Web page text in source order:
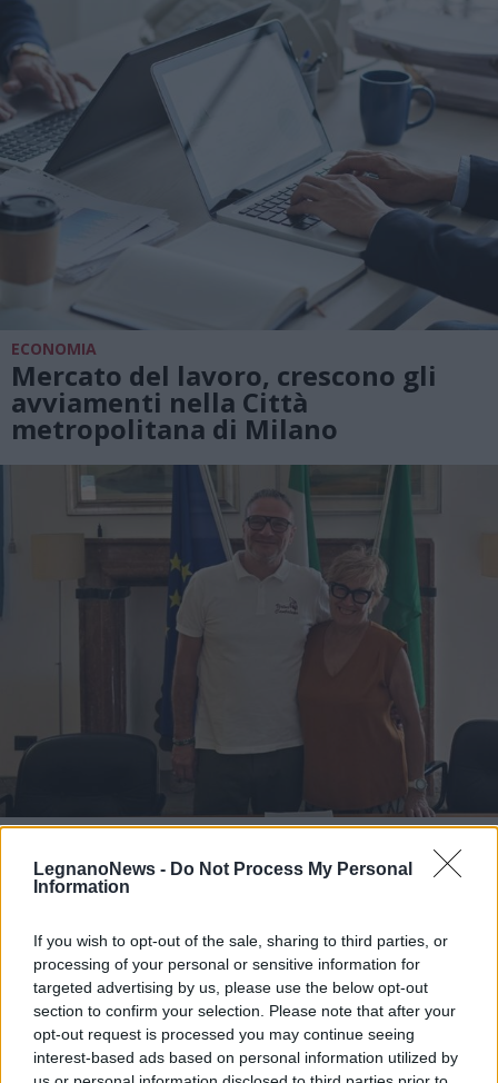
LegnanoNews - Do Not Process My Personal
Information
If you wish to opt-out of the sale, sharing to third parties, or
processing of your personal or sensitive information for
targeted advertising by us, please use the below opt-out
section to confirm your selection. Please note that after your
opt-out request is processed you may continue seeing
interest-based ads based on personal information utilized by
ECONOMIA
Mercato del lavoro, crescono gli
avviamenti nella Città
metropolitana di Milano
CERRO MAGGIORE
All’ASD Virtus Cantalupo la
gestione degli impianti sportivi di
Cerro Maggiore